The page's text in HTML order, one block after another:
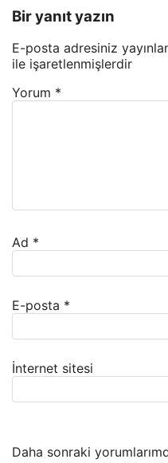
Bir yanıt yazın
E-posta adresiniz
ile işaretlenmişlerdir
Yorum *
Ad *
E-posta *
İnternet sitesi
Daha sonraki